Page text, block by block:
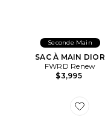
Seconde Main
SAC À MAIN DIOR
FWRD Renew
$3,995